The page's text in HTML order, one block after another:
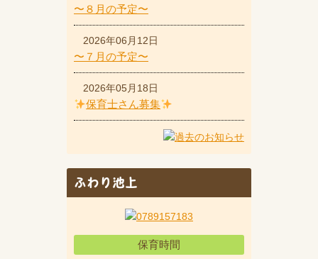
〜８月の予定〜
2026年06月12日
〜７月の予定〜
2026年05月18日
保育士さん募集
ふわり池上
保育時間